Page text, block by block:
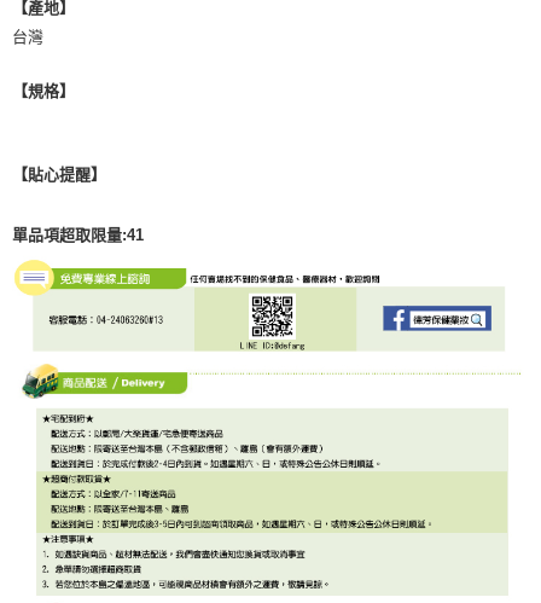
【產地】
台灣
【規格】
【貼心提醒】
單品項超取限量:41